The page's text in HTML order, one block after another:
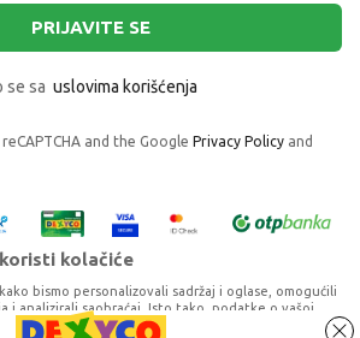
PRIJAVITE SE
se sa uslovima korišćenja
and the Google Privacy Policy and
kolačiće
bismo personalizovali sadržaj i oglase, omogućili
i analizirali saobraćaj. Isto tako, podatke o vašoj
delimo s partnerima za društvene medije,